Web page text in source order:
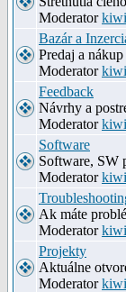
Moderatorkiwi
Bazár a
Predaj a
Moderatorkiwi
Feedback
Návrhy a
Moderatorkiwi
Software
Software, SW
Moderatorkiwi
Ak máte
Moderatorkiwi
Projekty
Aktuálne
Moderatorkiwi